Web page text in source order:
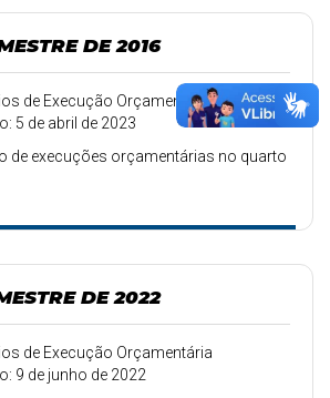
DE 2016
de Execução Orçamentária
5 de abril de 2023
de execuções orçamentárias no quarto
DE 2022
de Execução Orçamentária
9 de junho de 2022